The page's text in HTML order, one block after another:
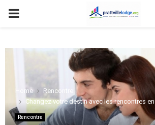
PRIMARY
Home
Rencontre
Changez votre destin avec les rencontres
Rencontre